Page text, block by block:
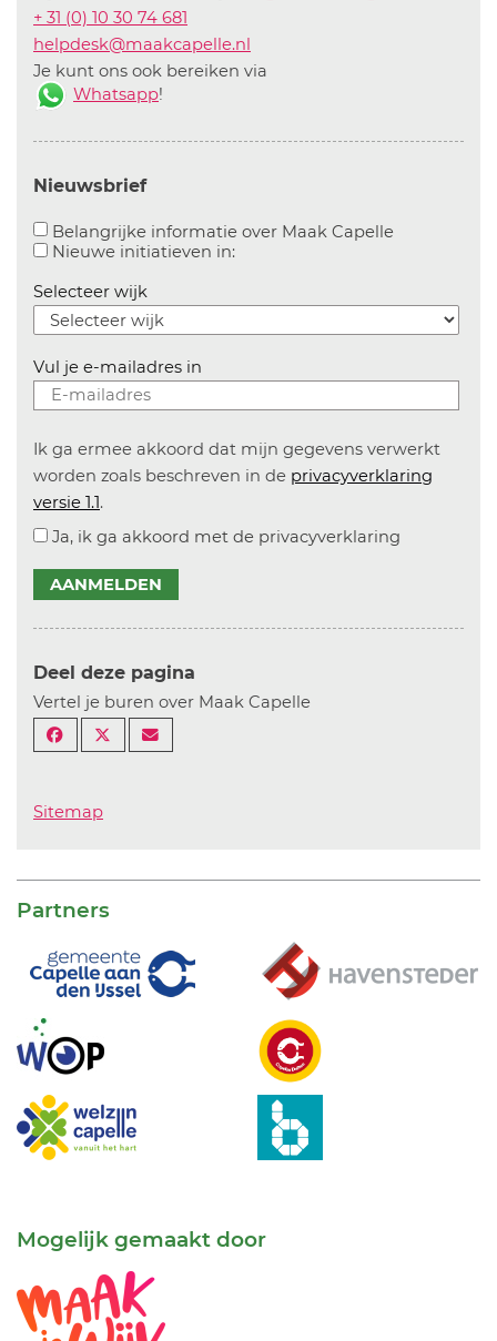
+ 31 (0) 10 30 74 681
helpdesk@maakcapelle.nl
Je kunt ons ook bereiken via
Whatsapp!
Nieuwsbrief
Belangrijke informatie over Maak CapelleAanvinken
Nieuwe initiatieven in:Aanvinken om informatie over
Selecteer wijk
Vul je e-mailadres in
Ik ga ermee akkoord dat mijn gegevens verwerkt
worden zoals beschreven in de privacyverklaring
versie 1.1.
Ja, ik ga akkoord met de privacyverklaring
AANMELDEN
Deel deze pagina
Vertel je buren over Maak Capelle
Sitemap
Partners
Mogelijk gemaakt door